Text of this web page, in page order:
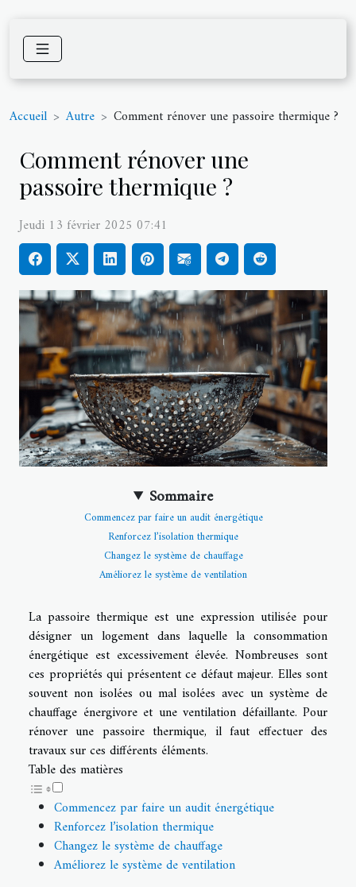
Accueil Autre Comment rénover une passoire thermique ?
Comment rénover une
passoire thermique ?
Jeudi 13 février 2025 07:41
Sommaire
Commencez par faire un audit énergétique
Renforcez l’isolation thermique
Changez le système de chauffage
Améliorez le système de ventilation
La passoire thermique est une expression utilisée pour
désigner un logement dans laquelle la consommation
énergétique est excessivement élevée. Nombreuses sont
ces propriétés qui présentent ce défaut majeur. Elles sont
souvent non isolées ou mal isolées avec un système de
chauffage énergivore et une ventilation défaillante. Pour
rénover une passoire thermique, il faut effectuer des
travaux sur ces différents éléments.
Table des matières
Commencez par faire un audit énergétique
Renforcez l’isolation thermique
Changez le système de chauffage
Améliorez le système de ventilation